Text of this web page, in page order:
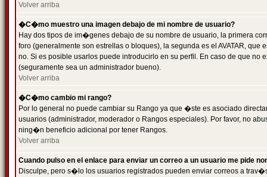
Volver arriba
�C�mo muestro una imagen debajo de mi nombre de usuario?
Hay dos tipos de im�genes debajo de su nombre de usuario, la primera
foro (generalmente son estrellas o bloques), la segunda es el AVATAR,
no. Si es posible usarlos puede introducirlo en su perfil. En caso de que
(seguramente sea un administrador bueno).
Volver arriba
�C�mo cambio mi rango?
Por lo general no puede cambiar su Rango ya que �ste es asociado
usuarios (administrador, moderador o Rangos especiales). Por favor, no
ning�n beneficio adicional por tener Rangos.
Volver arriba
Cuando pulso en el enlace para enviar un correo a un usuario me pide
Disculpe, pero s�lo los usuarios registrados pueden enviar correos a